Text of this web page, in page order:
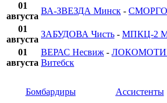
01
августа
ВА-ЗВЕЗДА Минск -
01
августа
ЗАБУДОВА Чисть - МПКЦ-2
01
августа
ВЕРАС Несвиж -
Витебск
Бомбардиры Ассистенты